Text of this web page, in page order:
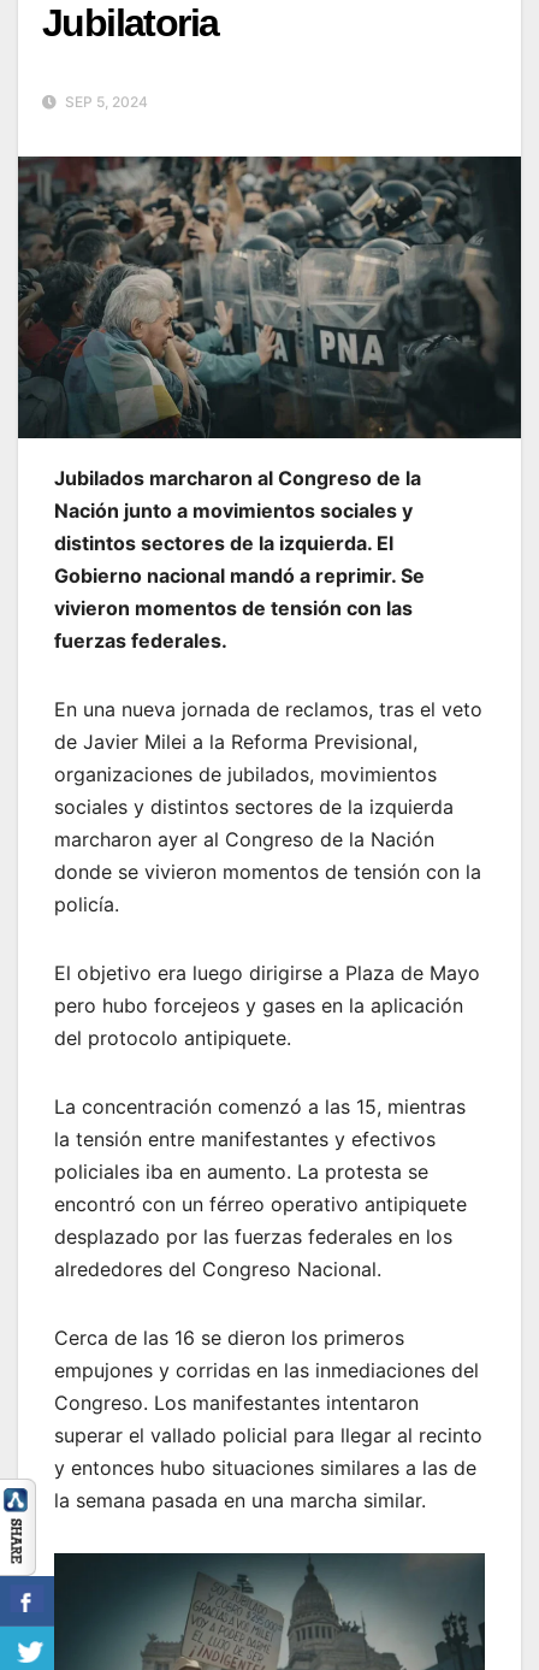
Jubilatoria
SEP 5, 2024
Jubilados marcharon al Congreso de la
Nación junto a movimientos sociales y
distintos sectores de la izquierda. El
Gobierno nacional mandó a reprimir. Se
vivieron momentos de tensión con las
fuerzas federales.
En una nueva jornada de reclamos, tras el veto
de Javier Milei a la Reforma Previsional,
organizaciones de jubilados, movimientos
sociales y distintos sectores de la izquierda
marcharon ayer al Congreso de la Nación
donde se vivieron momentos de tensión con la
policía.
El objetivo era luego dirigirse a Plaza de Mayo
pero hubo forcejeos y gases en la aplicación
del protocolo antipiquete.
La concentración comenzó a las 15, mientras
la tensión entre manifestantes y efectivos
policiales iba en aumento. La protesta se
encontró con un férreo operativo antipiquete
desplazado por las fuerzas federales en los
alrededores del Congreso Nacional.
Cerca de las 16 se dieron los primeros
empujones y corridas en las inmediaciones del
Congreso. Los manifestantes intentaron
superar el vallado policial para llegar al recinto
y entonces hubo situaciones similares a las de
la semana pasada en una marcha similar.